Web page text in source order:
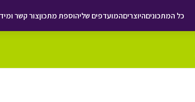
כל המתכוניםהיוצריםהמועדפים שליהוספת מתכוןצור קשר